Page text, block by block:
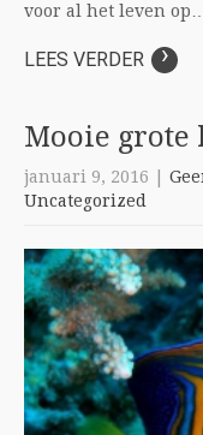
voor al het leven
LEES VERDER ›
Mooie grote
januari 9, 2016
Uncategorized